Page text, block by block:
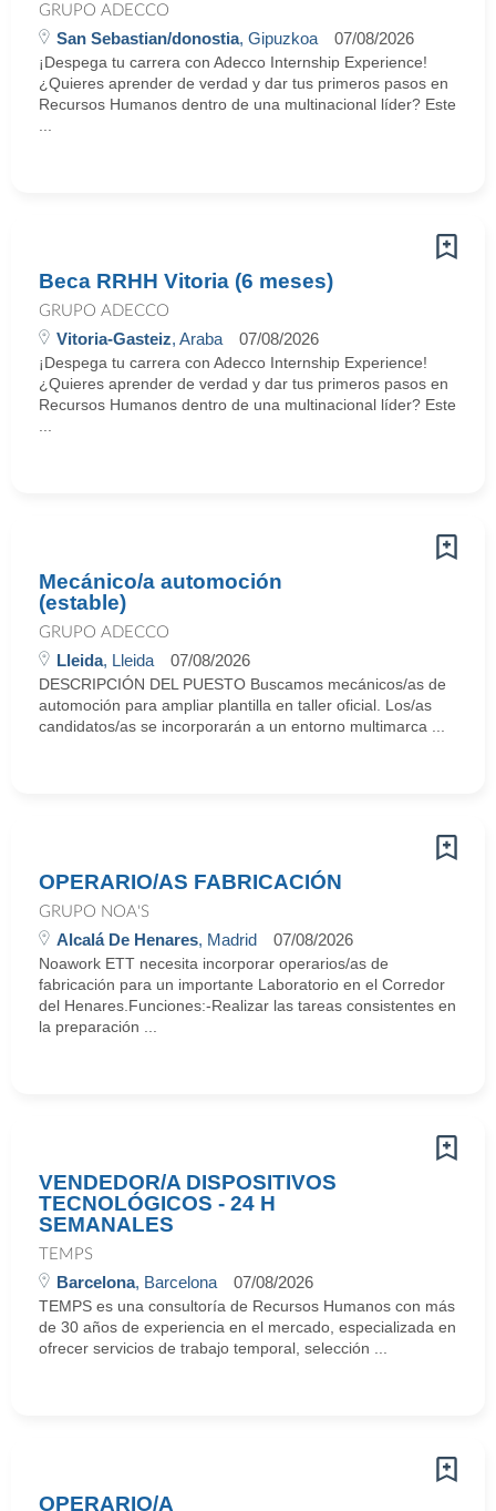
GRUPO ADECCO
San Sebastian/donostia, Gipuzkoa 07/08/2026
¡Despega tu carrera con Adecco Internship Experience!
¿Quieres aprender de verdad y dar tus primeros pasos en
Recursos Humanos dentro de una multinacional líder? Este
Beca RRHH Vitoria (6 meses)
GRUPO ADECCO
Vitoria-Gasteiz, Araba 07/08/2026
¡Despega tu carrera con Adecco Internship Experience!
¿Quieres aprender de verdad y dar tus primeros pasos en
Recursos Humanos dentro de una multinacional líder? Este
Mecánico/a automoción
(estable)
GRUPO ADECCO
Lleida, Lleida 07/08/2026
DESCRIPCIÓN DEL PUESTO Buscamos mecánicos/as de
automoción para ampliar plantilla en taller oficial. Los/as
candidatos/as se incorporarán a un entorno multimarca ...
OPERARIO/AS FABRICACIÓN
GRUPO NOA'S
Alcalá De Henares, Madrid 07/08/2026
Noawork ETT necesita incorporar operarios/as de
fabricación para un importante Laboratorio en el Corredor
del Henares.Funciones:-Realizar las tareas consistentes en
la preparación ...
VENDEDOR/A DISPOSITIVOS
TECNOLÓGICOS - 24 H
SEMANALES
TEMPS
Barcelona, Barcelona 07/08/2026
TEMPS es una consultoría de Recursos Humanos con más
de 30 años de experiencia en el mercado, especializada en
ofrecer servicios de trabajo temporal, selección ...
OPERARIO/A